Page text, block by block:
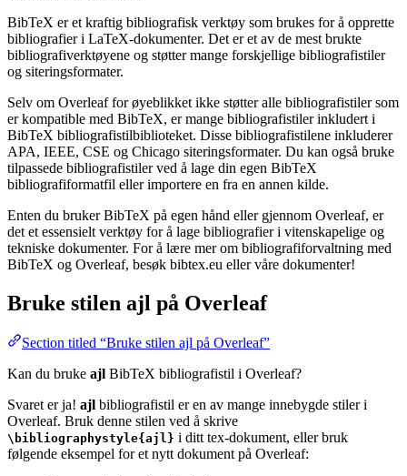
BibTeX er et kraftig bibliografisk verktøy som brukes for å opprette
bibliografier i LaTeX-dokumenter. Det er et av de mest brukte
bibliografiverktøyene og støtter mange forskjellige bibliografistiler
og siteringsformater.
Selv om Overleaf for øyeblikket ikke støtter alle bibliografistiler som
er kompatible med BibTeX, er mange bibliografistiler inkludert i
BibTeX bibliografistilbiblioteket. Disse bibliografistilene inkluderer
APA, IEEE, CSE og Chicago siteringsformater. Du kan også bruke
tilpassede bibliografistiler ved å lage din egen BibTeX
bibliografiformatfil eller importere en fra en annen kilde.
Enten du bruker BibTeX på egen hånd eller gjennom Overleaf, er
det et essensielt verktøy for å lage bibliografier i vitenskapelige og
tekniske dokumenter. For å lære mer om bibliografiforvaltning med
BibTeX og Overleaf, besøk bibtex.eu eller våre dokumenter!
Bruke stilen ajl på Overleaf
Section titled “Bruke stilen ajl på Overleaf”
Kan du bruke ajl BibTeX bibliografistil i Overleaf?
Svaret er ja! ajl bibliografistil er en av mange innebygde stiler i
Overleaf. Bruk denne stilen ved å skrive
\bibliographystyle{ajl} i ditt tex-dokument, eller bruk
følgende eksempel for et nytt dokument på Overleaf: